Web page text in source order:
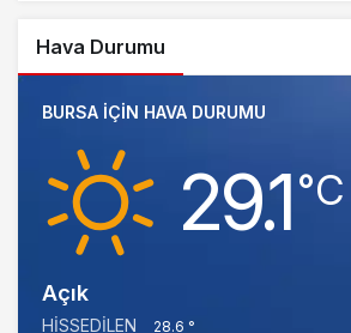
Hava Durumu
BURSA IÇIN HAVA DURUMU
29.1‎°C
Açık
HISSEDILEN 28.6 °